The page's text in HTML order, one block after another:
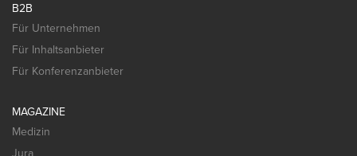
B2B
Für Unternehmen
Für Inhaltsanbieter
Für Konferenzanbieter
MAGAZINE
Medizin
Jura